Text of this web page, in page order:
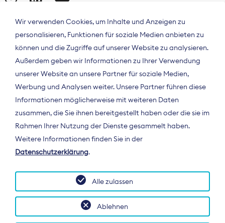
Der Bundesverband Digitalpublisher und
Zeitungsverleger (BDZV) vertritt als
Spitzenorganisation die Interessen der
Deutschland und auf EU-Ebene.
Wir verwenden Cookies, um Inhalte und Anzeigen zu
personalisieren, Funktionen für soziale Medien anbieten zu
können und die Zugriffe auf unserer Website zu analysieren.
Außerdem geben wir Informationen zu Ihrer Verwendung
unserer Website an unsere Partner für soziale Medien,
Werbung und Analysen weiter. Unsere Partner führen diese
Informationen möglicherweise mit weiteren Daten
zusammen, die Sie ihnen bereitgestellt haben oder die sie im
Rahmen Ihrer Nutzung der Dienste gesammelt haben.
Weitere Informationen finden Sie in der
Datenschutzerklärung.
Ablehnen
Alle zulassen